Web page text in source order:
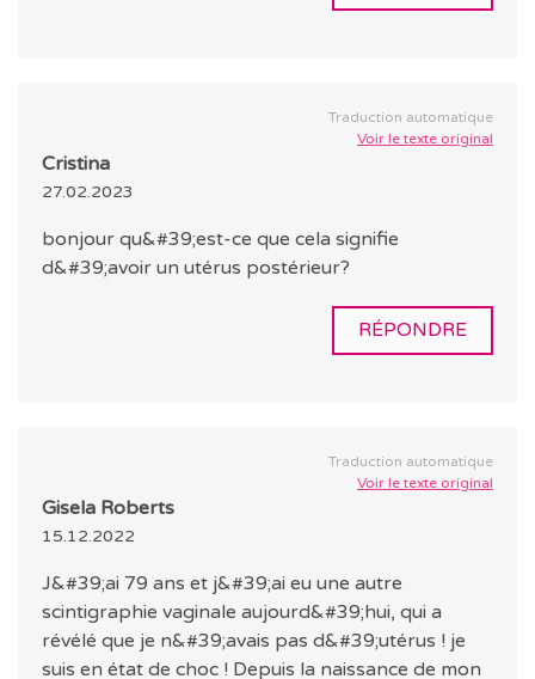
Traduction automatique
Voir le texte original
Cristina
27.02.2023
bonjour qu&#39;est-ce que cela signifie
d&#39;avoir un utérus postérieur?
RÉPONDRE
Traduction automatique
Voir le texte original
Gisela Roberts
15.12.2022
J&#39;ai 79 ans et j&#39;ai eu une autre
scintigraphie vaginale aujourd&#39;hui, qui a
révélé que je n&#39;avais pas d&#39;utérus ! je
suis en état de choc ! Depuis la naissance de mon